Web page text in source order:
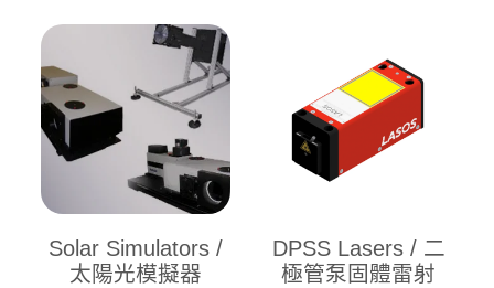
Solar Simulators /
太陽光模擬器
DPSS Lasers / 二
極管泵固體雷射